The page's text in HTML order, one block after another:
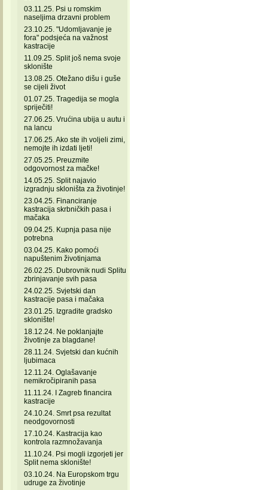
03.11.25. Psi u romskim
naseljima drzavni problem
23.10.25. "Udomljavanje je
fora" podsjeća na važnost
kastracije
11.09.25. Split još nema svoje
sklonište
13.08.25. Otežano dišu i guše
se cijeli život
01.07.25. Tragedija se mogla
spriječiti!
27.06.25. Vrućina ubija u autu i
na lancu
17.06.25. Ako ste ih voljeli zimi,
nemojte ih izdati ljeti!
27.05.25. Preuzmite
odgovornost za mačke!
14.05.25. Split najavio
izgradnju skloništa za životinje!
23.04.25. Financiranje
kastracija skrbničkih pasa i
mačaka
09.04.25. Kupnja pasa nije
potrebna
03.04.25. Kako pomoći
napuštenim životinjama
26.02.25. Dubrovnik nudi Splitu
zbrinjavanje svih pasa
24.02.25. Svjetski dan
kastracije pasa i mačaka
23.01.25. Izgradite gradsko
sklonište!
18.12.24. Ne poklanjajte
životinje za blagdane!
28.11.24. Svjetski dan kućnih
ljubimaca
12.11.24. Oglašavanje
nemikročipiranih pasa
11.11.24. I Zagreb financira
kastracije
24.10.24. Smrt psa rezultat
neodgovornosti
17.10.24. Kastracija kao
kontrola razmnožavanja
11.10.24. Psi mogli izgorjeti jer
Split nema sklonište!
03.10.24. Na Europskom trgu
udruge za životinje